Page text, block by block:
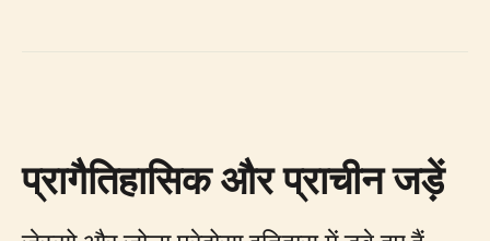
प्रागैतिहासिक और प्राचीन जड़ें